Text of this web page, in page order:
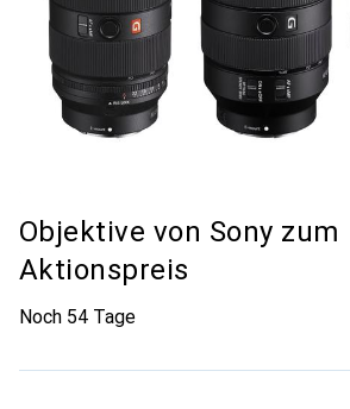
Objektive von Sony zum
Aktionspreis
Noch 54 Tage